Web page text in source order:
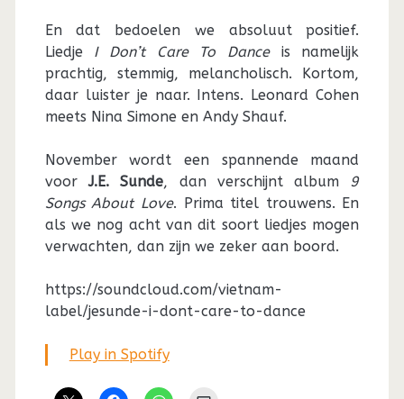
En dat bedoelen we absoluut positief.
Liedje I Don’t Care To Danceis namelijk
prachtig, stemmig, melancholisch. Kortom,
daar luister je naar. Intens. Leonard Cohen
meets Nina Simone en Andy Shauf.
November wordt een spannende maand
voorJ.E. Sunde, dan verschijnt album 9
Songs About Love. Prima titel trouwens. En
als we nog acht van dit soort liedjes mogen
verwachten, dan zijn we zeker aan boord.
https://soundcloud.com/vietnam-
label/jesunde-i-dont-care-to-dance
Play in Spotify